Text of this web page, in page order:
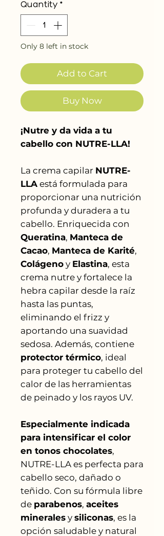
Quantity *
Only 8 left in stock
Add to Cart
Buy Now
¡Nutre y da vida a tu
cabello con NUTRE-LLA!
La crema capilar NUTRE-
LLA está formulada para
proporcionar una nutrición
profunda y duradera a tu
cabello. Enriquecida con
Queratina, Manteca de
Cacao, Manteca de Karité,
Colágeno y Elastina, esta
crema nutre y fortalece la
hebra capilar desde la raíz
hasta las puntas,
eliminando el frizz y
aportando una suavidad
sedosa. Además, contiene
protector térmico, ideal
para proteger tu cabello del
calor de las herramientas
de peinado y los rayos UV.
Especialmente indicada
para intensificar el color
en tonos chocolates,
NUTRE-LLA es perfecta para
cabello seco, dañado o
teñido. Con su fórmula libre
de parabenos, aceites
minerales y siliconas, es la
opción saludable y natural